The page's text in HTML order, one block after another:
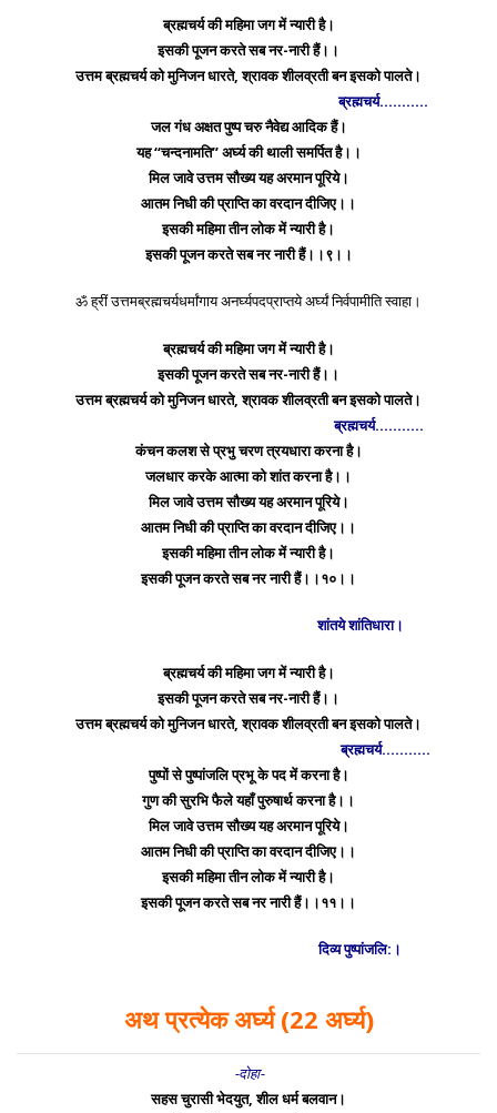
ब्रह्मचर्य की महिमा जग में न्यारी है।
इसकी पूजन करते सब नर-नारी हैं।।
उत्तम ब्रह्मचर्य को मुनिजन धारते, श्रावक शीलव्रती बन इसको पालते।
ब्रह्मचर्य………..
जल गंध अक्षत पुष्प चरु नैवेद्य आदिक हैं।
यह ‘‘चन्दनामति’’ अर्घ्य की थाली समर्पित है।।
मिल जावे उत्तम सौख्य यह अरमान पूरिये।
आतम निधी की प्राप्ति का वरदान दीजिए।।
इसकी महिमा तीन लोक में न्यारी है।
इसकी पूजन करते सब नर नारी हैं।।९।।
ॐ ह्रीं उत्तमब्रह्मचर्यधर्मांगाय अनर्घ्यपदप्राप्तये अर्घ्यं निर्वपामीति स्वाहा।
ब्रह्मचर्य की महिमा जग में न्यारी है।
इसकी पूजन करते सब नर-नारी हैं।।
उत्तम ब्रह्मचर्य को मुनिजन धारते, श्रावक शीलव्रती बन इसको पालते।
ब्रह्मचर्य………..
कंचन कलश से प्रभु चरण त्रयधारा करना है।
जलधार करके आत्मा को शांत करना है।।
मिल जावे उत्तम सौख्य यह अरमान पूरिये।
आतम निधी की प्राप्ति का वरदान दीजिए।।
इसकी महिमा तीन लोक में न्यारी है।
इसकी पूजन करते सब नर नारी हैं।।१०।।
शांतये शांतिधारा।
ब्रह्मचर्य की महिमा जग में न्यारी है।
इसकी पूजन करते सब नर-नारी हैं।।
उत्तम ब्रह्मचर्य को मुनिजन धारते, श्रावक शीलव्रती बन इसको पालते।
ब्रह्मचर्य………..
पुष्पों से पुष्पांजलि प्रभू के पद में करना है।
गुण की सुरभि फैले यहाँ पुरुषार्थ करना है।।
मिल जावे उत्तम सौख्य यह अरमान पूरिये।
आतम निधी की प्राप्ति का वरदान दीजिए।।
इसकी महिमा तीन लोक में न्यारी है।
इसकी पूजन करते सब नर नारी हैं।।११।।
दिव्य पुष्पांजलि:।
अथ प्रत्येक अर्घ्य (22 अर्घ्य)
-दोहा-
सहस चुरासी भेदयुत, शील धर्म बलवान।